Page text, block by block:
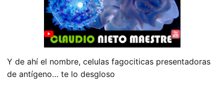
Y de ahí el nombre, celulas fagociticas presentadoras
de antígeno… te lo desgloso